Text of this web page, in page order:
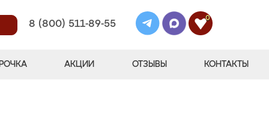
8 (800) 511-89-55
0
АКЦИИ ОТЗЫВЫ КОНТАКТЫ